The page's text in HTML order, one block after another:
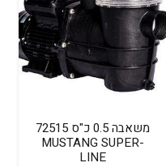
משאבה 0.5 כ"ס 72515
MUSTANG SUPER-
LINE